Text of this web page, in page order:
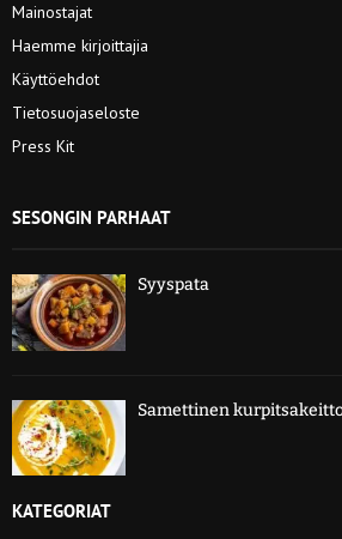
Mainostajat
Haemme kirjoittajia
Käyttöehdot
Tietosuojaseloste
Press Kit
SESONGIN PARHAAT
Syyspata
Samettinen
KATEGORIAT